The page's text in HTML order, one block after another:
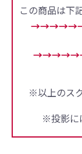
この商品は下
→→→→→→ス
→→→→→→
※以上のス
※投影に